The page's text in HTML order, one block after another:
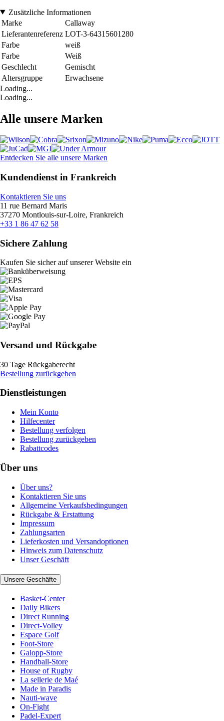
Zusätzliche Informationen
Marke
Callaway
Lieferantenreferenz LOT-3-64315601280
Farbe
weiß
Farbe
Weiß
Geschlecht
Gemischt
Altersgruppe
Erwachsene
Loading...
Loading...
Alle unsere Marken
Entdecken Sie alle unsere Marken
Kundendienst in Frankreich
Kontaktieren Sie uns
11 rue Bernard Maris
37270 Montlouis-sur-Loire, Frankreich
+33 1 86 47 62 58
Sichere Zahlung
Kaufen Sie sicher auf unserer Website ein
Versand und Rückgabe
30 Tage Rückgaberecht
Bestellung zurückgeben
Dienstleistungen
Mein Konto
Hilfecenter
Bestellung verfolgen
Bestellung zurückgeben
Rabattcodes
Über uns
Über uns?
Kontaktieren Sie uns
Allgemeine Verkaufsbedingungen
Rückgabe & Erstattung
Impressum
Zahlungsarten
Lieferkosten und Versandoptionen
Hinweis zum Datenschutz
Unser Geschäft
Unsere Geschäfte
Basket-Center
Daily Bikers
Direct Running
Direct-Volley
Espace Golf
Foot-Store
Galopp-Store
Handball-Store
House of Rugby
La sellerie de Maé
Made in Paradis
Nauti-wave
On-Fight
Padel-Expert